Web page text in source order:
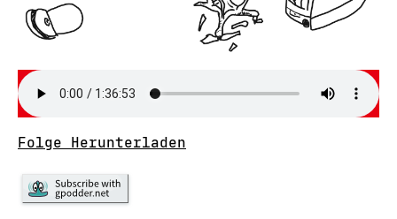
Folge Herunterladen